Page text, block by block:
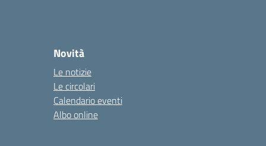
Novità
Le notizie
Le circolari
Calendario eventi
Albo online